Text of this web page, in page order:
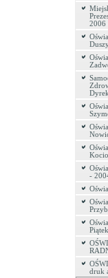
2006
-
druk